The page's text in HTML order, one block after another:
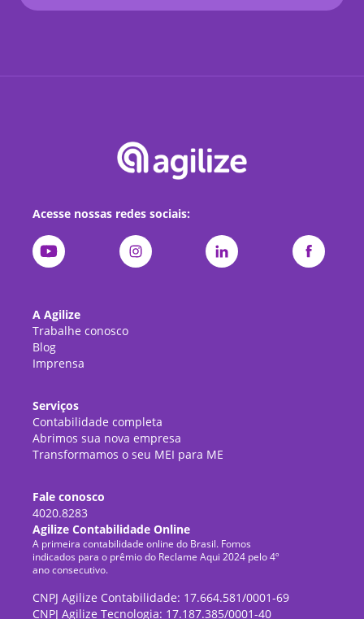
Acesse nossas redes sociais:
A Agilize
Trabalhe conosco
Blog
Imprensa
Serviços
Contabilidade completa
Abrimos sua nova empresa
Transformamos o seu MEI para ME
Fale conosco
4020.8283
Agilize Contabilidade Online
A primeira contabilidade online do Brasil. Fomos
indicados para o prêmio do Reclame Aqui 2024 pelo 4º
ano consecutivo.
CNPJ Agilize Contabilidade: 17.664.581/0001-69
CNPJ Agilize Tecnologia: 17.187.385/0001-40